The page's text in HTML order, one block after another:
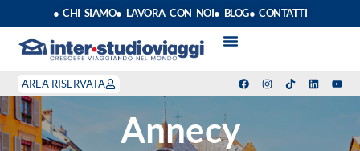
● CHI SIAMO● LAVORA CON NOI● BLOG● CONTATTI
AREA RISERVATA
Annecy